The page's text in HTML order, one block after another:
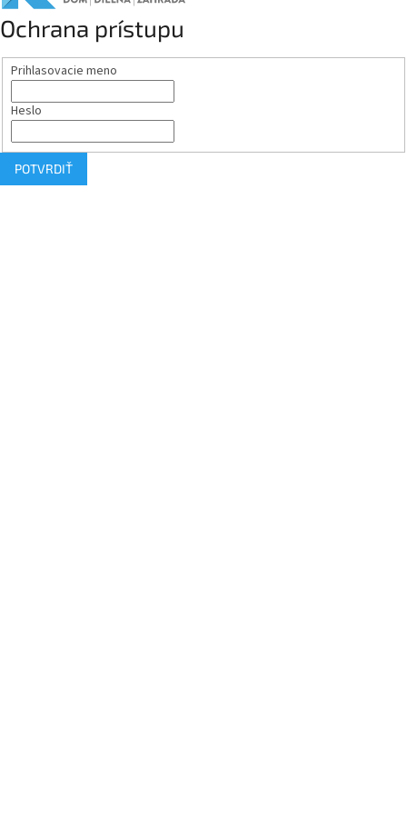
Ochrana prístupu
Prihlasovacie meno
Heslo
POTVRDIŤ